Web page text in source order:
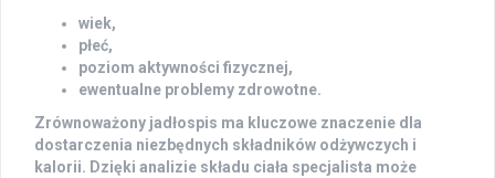
wiek,
płeć,
poziom aktywności fizycznej,
ewentualne problemy zdrowotne.
Zrównoważony jadłospis ma kluczowe znaczenie dla
dostarczenia niezbędnych składników odżywczych i
kalorii. Dzięki analizie składu ciała specjalista może